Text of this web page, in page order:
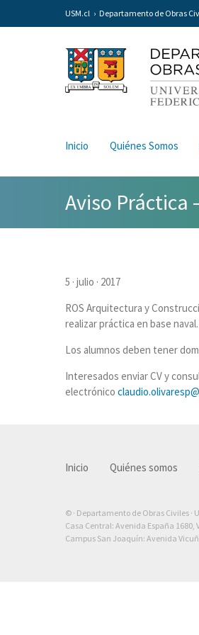
USM.cl Departamento de Obras
Inicio Quiénes Somos
Aviso Práctica
5 · julio · 2017
ROS Arquitectura y
realizar práctica en base
Los alumnos deben tener
Interesados enviar CV y
electrónico
Inicio Quiénes somos
© · Departamento de Obras Civiles
Casa Central: Avenida España 1680,
Campus San Joaquín: Avenida